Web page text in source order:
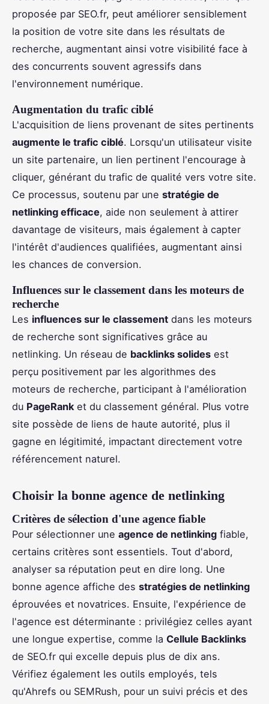
proposée par SEO.fr, peut améliorer sensiblement
la position de votre site dans les résultats de
recherche, augmentant ainsi votre visibilité face à
des concurrents souvent agressifs dans
l'environnement numérique.
Augmentation du trafic ciblé
L'acquisition de liens provenant de sites pertinents
augmente le trafic ciblé. Lorsqu'un utilisateur visite
un site partenaire, un lien pertinent l'encourage à
cliquer, générant du trafic de qualité vers votre site.
Ce processus, soutenu par une stratégie de
netlinking efficace, aide non seulement à attirer
davantage de visiteurs, mais également à capter
l'intérêt d'audiences qualifiées, augmentant ainsi
les chances de conversion.
Influences sur le classement dans les moteurs de
recherche
Les influences sur le classement dans les moteurs
de recherche sont significatives grâce au
netlinking. Un réseau de backlinks solides est
perçu positivement par les algorithmes des
moteurs de recherche, participant à l'amélioration
du PageRanket du classement général. Plus votre
site possède de liens de haute autorité, plus il
gagne en légitimité, impactant directement votre
référencement naturel.
Choisir la bonne agence de netlinking
Critères de sélection d'une agence fiable
Pour sélectionner une agence de netlinking fiable,
certains critères sont essentiels. Tout d'abord,
analyser sa réputation peut en dire long. Une
bonne agence affiche des stratégies de netlinking
éprouvées et novatrices. Ensuite, l'expérience de
l'agence est déterminante : privilégiez celles ayant
une longue expertise, comme la Cellule Backlinks
de SEO.fr qui excelle depuis plus de dix ans.
Vérifiez également les outils employés, tels
qu'Ahrefs ou SEMRush, pour un suivi précis et des